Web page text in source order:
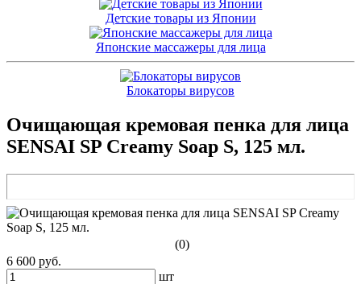
Детские товары из Японии
Японские массажеры для лица
Блокаторы вирусов
Очищающая кремовая пенка для лица
SENSAI SP Creamy Soap S, 125 мл.
(0)
6 600 руб.
шт